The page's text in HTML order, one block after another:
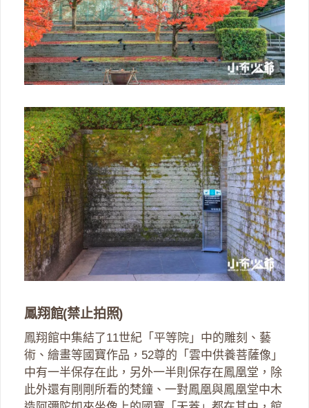
鳳翔館(禁止拍照)
鳳翔館中集結了11世紀「平等院」中的雕刻、藝
術、繪畫等國寶作品，52尊的「雲中供養菩薩像」
中有一半保存在此，另外一半則保存在鳳凰堂，除
此外還有剛剛所看的梵鐘、一對鳳凰與鳳凰堂中木